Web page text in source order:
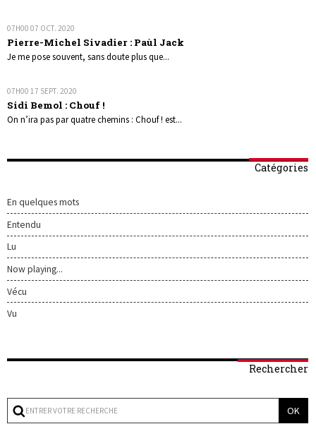
07H00 07 OCT. 2020
Pierre-Michel Sivadier : Paùl Jack
Je me pose souvent, sans doute plus que...
07H00 17 SEPT. 2020
Sidi Bemol : Chouf !
On n’ira pas par quatre chemins : Chouf ! est...
Catégories
En quelques mots
Entendu
Lu
Now playing...
Vécu
Vu
Rechercher